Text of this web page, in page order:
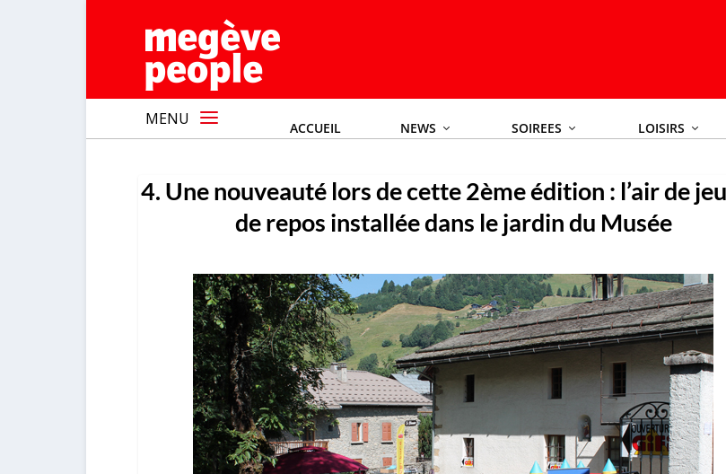
MENU ACCUEIL NEWS SOIREES LOISIRS
4. Une nouveauté lors de cette 2ème édition : l’air de
de repos installée dans le jardin du Musée